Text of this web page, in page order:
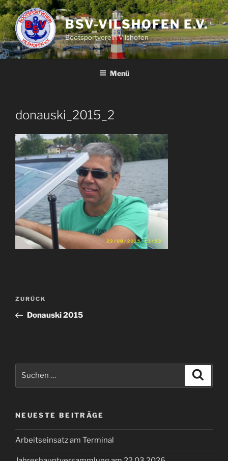
Zum
Inhalt
springen
BSV-VILSHOFEN E.V.
Bootsportverein Vilshofen
Menü
donauski_2015_2
Beitragsnavigation
Vorheriger
Beitrag
ZURÜCK
Donauski 2015
NEUESTE BEITRÄGE
Arbeitseinsatz am Terminal